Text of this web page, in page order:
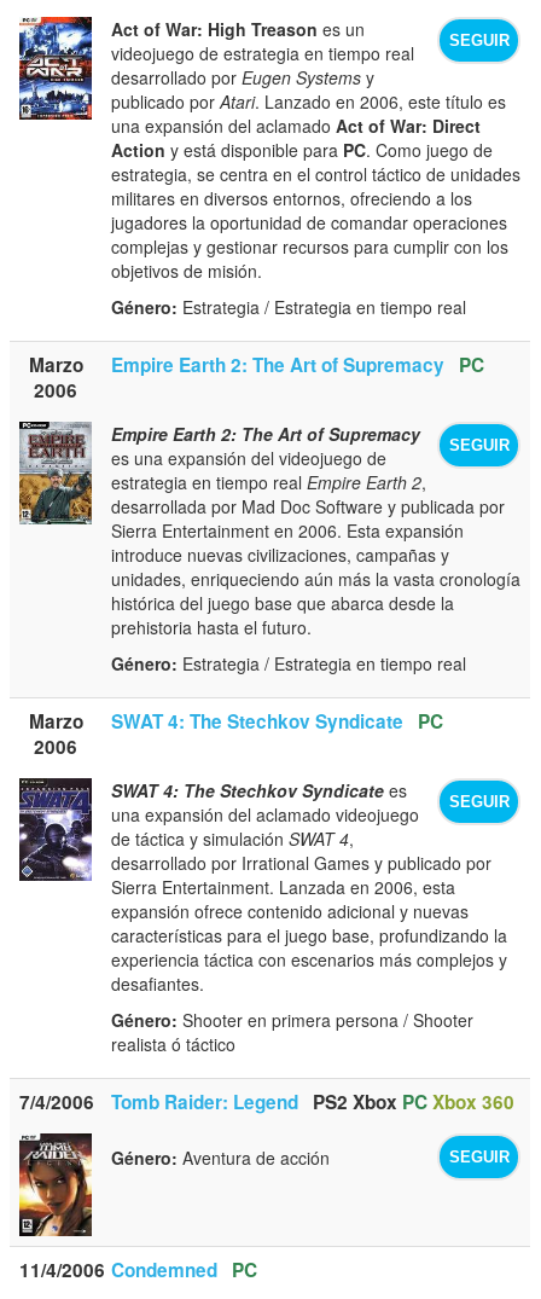
SEGUIR
Act of War: High Treason es un
videojuego de estrategia en tiempo real
desarrollado porEugen Systems y
publicado porAtari. Lanzado en 2006, este título es
una expansión del aclamadoAct of War: Direct
Action y está disponible para PC. Como juego de
estrategia, se centra en el control táctico de unidades
militares en diversos entornos, ofreciendo a los
jugadores la oportunidad de comandar operaciones
complejas y gestionar recursos para cumplir con los
objetivos de misión.
Género: Estrategia / Estrategia en tiempo real
Marzo
2006
Empire Earth 2: The Art of Supremacy PC
SEGUIR
Empire Earth 2: The Art of Supremacy
es una expansión del videojuego de
estrategia en tiempo realEmpire Earth 2,
desarrollada por Mad Doc Software y publicada por
Sierra Entertainment en 2006. Esta expansión
introduce nuevas civilizaciones, campañas y
unidades, enriqueciendo aún más la vasta cronología
histórica del juego base que abarca desde la
prehistoria hasta el futuro.
Género: Estrategia / Estrategia en tiempo real
Marzo
2006
SWAT 4: The Stechkov Syndicate PC
SEGUIR
SWAT 4: The Stechkov Syndicate es
una expansión del aclamado videojuego
de táctica y simulaciónSWAT 4,
desarrollado por Irrational Games y publicado por
Sierra Entertainment. Lanzada en 2006, esta
expansión ofrece contenido adicional y nuevas
características para el juego base, profundizando la
experiencia táctica con escenarios más complejos y
desafiantes.
Género: Shooter en primera persona / Shooter
realista ó táctico
7/4/2006 Tomb Raider: Legend PS2 Xbox PCXbox 360
SEGUIR
Género: Aventura de acción
11/4/2006 Condemned PC